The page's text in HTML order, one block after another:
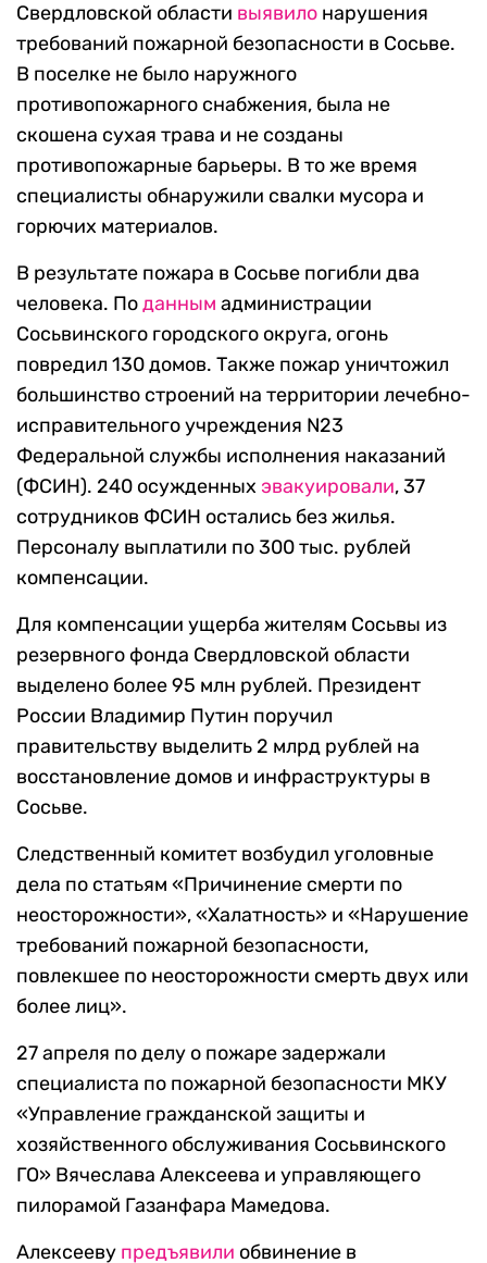
Свердловской области выявило нарушения
требований пожарной безопасности в Сосьве.
В поселке не было наружного
противопожарного снабжения, была не
скошена сухая трава и не созданы
противопожарные барьеры. В то же время
специалисты обнаружили свалки мусора и
горючих материалов.
В результате пожара в Сосьве погибли два
человека. Поданным администрации
Сосьвинского городского округа, огонь
повредил 130 домов. Также пожар уничтожил
большинство строений на территории лечебно-
исправительного учреждения N23
Федеральной службы исполнения наказаний
(ФСИН). 240 осужденных эвакуировали, 37
сотрудников ФСИН остались без жилья.
Персоналу выплатили по 300 тыс. рублей
компенсации.
Для компенсации ущерба жителям Сосьвы из
резервного фонда Свердловской области
выделено более 95 млн рублей. Президент
России Владимир Путин поручил
правительству выделить 2 млрд рублей на
восстановление домов и инфраструктуры в
Сосьве.
Следственный комитет возбудил уголовные
дела по статьям «Причинение смерти по
неосторожности», «Халатность» и «Нарушение
требований пожарной безопасности,
повлекшее по неосторожности смерть двух или
более лиц».
27 апреля по делу о пожаре задержали
специалиста по пожарной безопасности МКУ
«Управление гражданской защиты и
хозяйственного обслуживания Сосьвинского
ГО» Вячеслава Алексеева и управляющего
пилорамой Газанфара Мамедова.
Алексееву предъявили обвинение в